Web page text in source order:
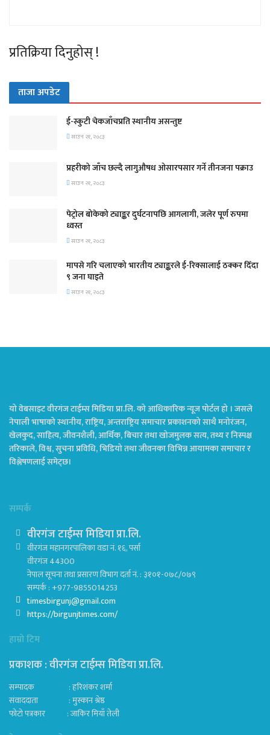
प्रतिक्रिया दिनुहोस् !
ताजा अपडेट
ई-स्कुटी चेकजाँचप्रति स्थानीय असन्तुष्ट
साउन २१, २०८३
प्रहरीको जाँच छल्दै लागुऔषध ओसारपसार गर्ने तीनजना पक्राउ
साउन २१, २०८३
पेट्रोल बोकेको ट्याङ्कर दुर्घटनापछि आगलागी, जलेर पूर्ण रुपमा
ध्वस्त
साउन २१, २०८३
मापसे गरि चलाएको भारतीय ट्याङ्करले ई-रिक्सालाई ठक्कर दिँदा
९ जना घाइते
साउन २१, २०८३
यो वेबसाइट वीरगंज टाईम्स मिडिया प्रा.लि. को आधिकारिक न्यूज पोर्टल हो । जसले
नेपाली भाषाको स्थानीय, राष्ट्रिय, अन्तराष्ट्रिय समाचार प्रकाशनको साथै मनोरंजन,
खेलकुद, साहित्य, जीवनशैली, आर्थिक, बिचार तथा खोजमुलक सत्य, तथ्य र निस्पक्ष
तरिकाले, विश्व, सुचना प्रविधि, भिडियो तथा जीवनका विभिन्न आयामका समाचार र
विश्लेषणलाई समेट्छ।
सम्पर्क
वीरगंज टाईम्स मिडिया प्रा.लि.
वीरगंज महानगरपालिका वडा नं. १६, पर्सा
वीरगंज 44300
नेपाल सूचना तथा प्रसारण विभाग दर्ता नं. : ३१०१-०७८/०७९
सम्पर्क : +977-9855014253
timesbirgunj@gmail.com
https://birgunjtimes.com/
हाम्रो टिम
प्रकाशक : वीरगंज टाईम्स मिडिया प्रा‍.लि.
सम्पादक : हरिशंकर शर्मा
संवाददाता : मुस्कान श्रेष्ठ
फोटो पत्रकार : जाकिर मियाँ तेली